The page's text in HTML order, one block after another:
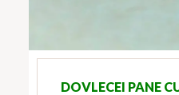
DOVLECEI PANE